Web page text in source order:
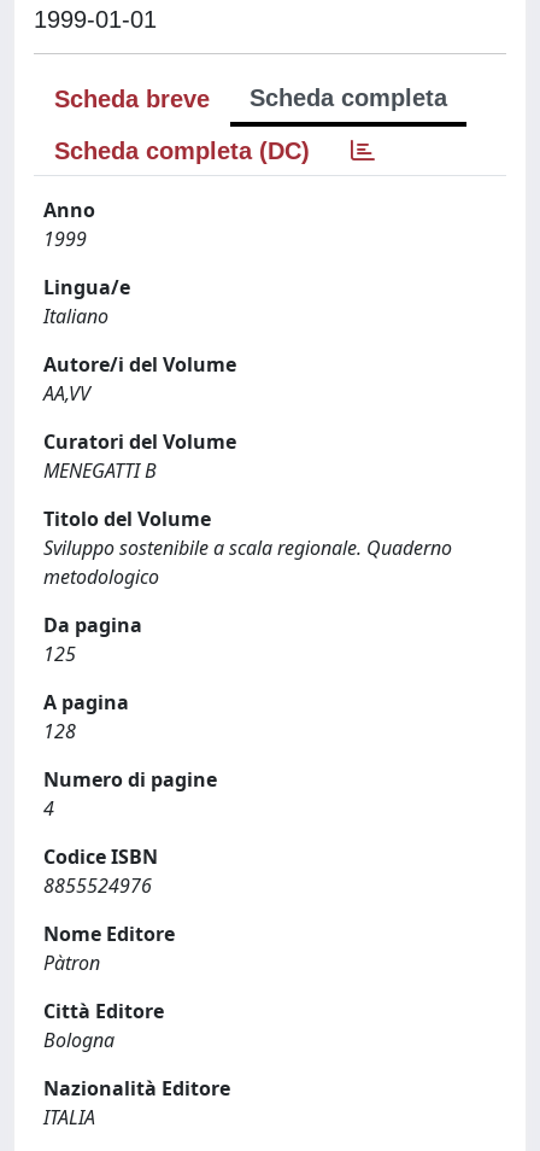
1999-01-01
Scheda breve
Scheda completa
Scheda completa (DC)
Anno
1999
Lingua/e
Italiano
Autore/i del Volume
AA,VV
Curatori del Volume
MENEGATTI B
Titolo del Volume
Sviluppo sostenibile a scala regionale. Quaderno
metodologico
Da pagina
125
A pagina
128
Numero di pagine
4
Codice ISBN
8855524976
Nome Editore
Pàtron
Città Editore
Bologna
Nazionalità Editore
ITALIA